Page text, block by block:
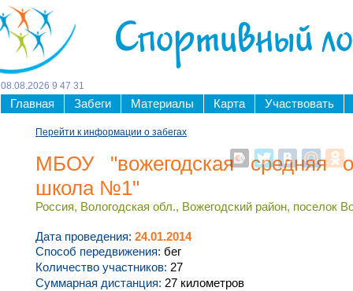
Спортивный
08 08 2026 9 47 31
Главная Забеги Материалы Карта Участвовать
Перейти к информации о забегах
МБОУ "вожегодская средняя
школа №1"
Россия, Вологодская обл., Вожегодский район, поселок
Дата проведения: 24.01.2014
Способ передвижения: бег
Количество участников: 27
Суммарная дистанция: 27 километров